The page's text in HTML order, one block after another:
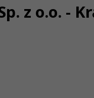
z o.o. -